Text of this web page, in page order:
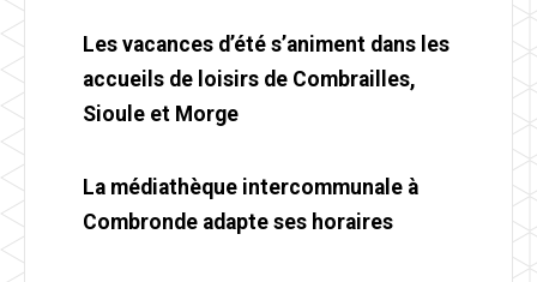
Les vacances d’été s’animent dans les
accueils de loisirs de Combrailles,
Sioule et Morge
La médiathèque intercommunale à
Combronde adapte ses horaires